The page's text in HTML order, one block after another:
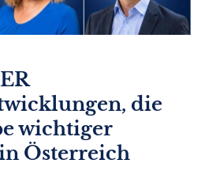
die
wichtiger
Österreich